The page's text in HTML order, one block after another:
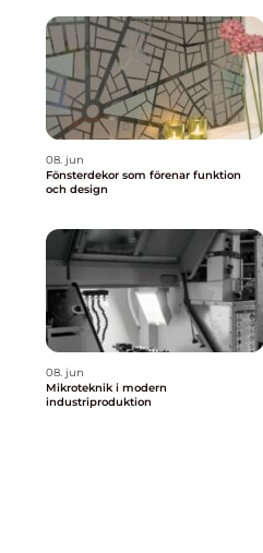
08. jun
Fönsterdekor som förenar funktion
och design
08. jun
Mikroteknik i modern
industriproduktion